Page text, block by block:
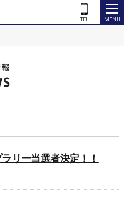
リー当選者決定！！